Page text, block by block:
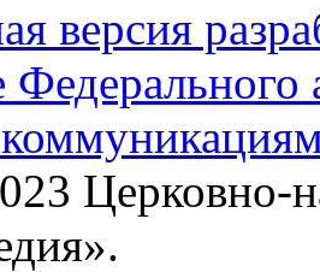
версия
Церковно-